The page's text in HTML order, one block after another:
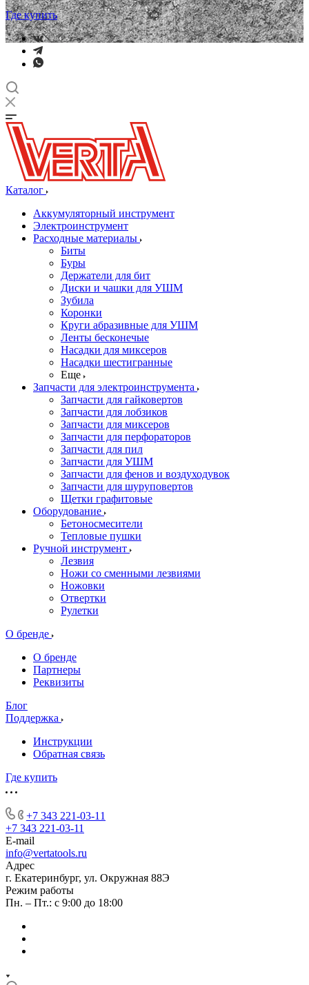
Где купить
Каталог
Аккумуляторный инструмент
Электроинструмент
Расходные материалы
Биты
Буры
Держатели для бит
Диски и чашки для УШМ
Зубила
Коронки
Круги абразивные для УШМ
Ленты бесконечые
Насадки для миксеров
Насадки шестигранные
Еще
Запчасти для электроинструмента
Запчасти для гайковертов
Запчасти для лобзиков
Запчасти для миксеров
Запчасти для перфораторов
Запчасти для пил
Запчасти для УШМ
Запчасти для фенов и воздуходувок
Запчасти для шуруповертов
Щетки графитовые
Оборудование
Бетоносмесители
Тепловые пушки
Ручной инструмент
Лезвия
Ножи со сменными лезвиями
Ножовки
Отвертки
Рулетки
О бренде
О бренде
Партнеры
Реквизиты
Блог
Поддержка
Инструкции
Обратная связь
Где купить
+7 343 221-03-11
+7 343 221-03-11
E-mail
info@vertatools.ru
Адрес
г. Екатеринбург, ул. Окружная 88Э
Режим работы
Пн. – Пт.: с 9:00 до 18:00